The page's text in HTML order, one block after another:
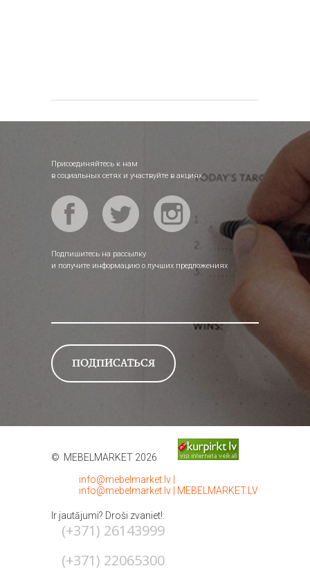
Присоединяйтесь к нам
в социальных сетях и участвуйте в акциях
Подпишитесь на рассылку
и получите информацию о лучших предложениях
© MEBELMARKET 2026
info@mebelmarket.lv
info@mebelmarket.lv
MEBELMARKET.LV
Ir jautājumi? Droši zvaniet!:
(+371) 26143999
(+371) 22065300